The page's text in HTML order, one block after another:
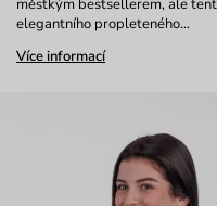
městkým bestsellerem, ale
elegantního propleteného…
Více informací